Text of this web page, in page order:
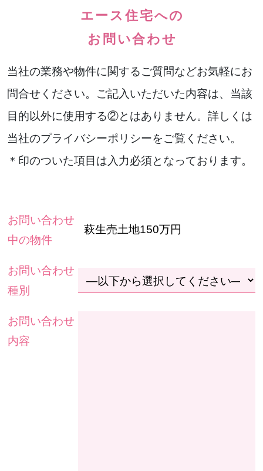
エース住宅への
お問い合わせ
当社の業務や物件に関するご質問などお気軽にお
問合せください。ご記入いただいた内容は、当該
目的以外に使用する②とはありません。詳しくは
当社のプライバシーポリシーをご覧ください。
＊印のついた項目は入力必須となっております。
お問い合わせ
中の物件
お問い合わせ
種別
お問い合わせ
内容